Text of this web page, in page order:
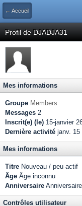
← Accueil
Profil de DJADJA31
Mes informations
Groupe Members
Messages 2
Inscrit(e) (le) 15-janvier
Dernière activité janv. 15
Mes informations
Titre Nouveau / peu actif
Âge Âge inconnu
Anniversaire
Contrôles utilisateur